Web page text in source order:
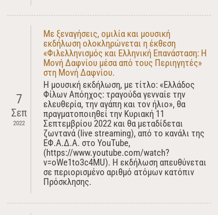
7
Σεπ
2022
Με ξεναγήσεις, ομιλία και μουσική
εκδήλωση ολοκληρώνεται η έκθεση
«Φιλελληνισμός και Ελληνική Επανάσταση: Η
Μονή Δαφνίου μέσα από τους Περιηγητές»
στη Μονή Δαφνίου.
Η μουσική εκδήλωση, με τίτλο: «Ελλάδος
Φίλων Απόηχος: τραγούδα γενναίε την
ελευθερία, την αγάπη και τον ήλιο», θα
πραγματοποιηθεί την Κυριακή 11
Σεπτεμβρίου 2022 και θα μεταδίδεται
ζωντανά (live streaming), από το κανάλι της
ΕΦ.Α.Δ.Α. στο YouTube,
(https://www.youtube.com/watch?
v=oWe1to3c4MU). Η εκδήλωση απευθύνεται
σε περιορισμένο αριθμό ατόμων κατόπιν
Πρόσκλησης.